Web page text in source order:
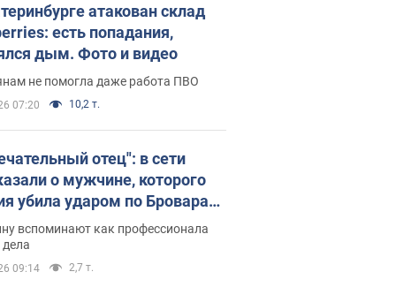
атакован склад
есть попадания,
дым. Фото и видео
не помогла даже работа ПВО
07:20 10,2 т.
отец": в сети
о мужчине, которого
убила ударом по Броварам.
вспоминают как профессионала
дела
09:14 2,7 т.